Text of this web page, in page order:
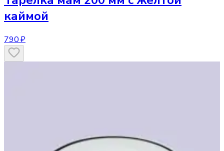
каймой
790 ₽